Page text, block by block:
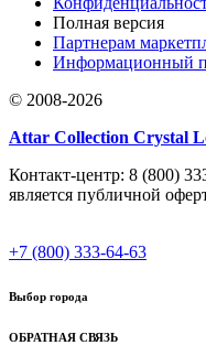
Полная версия
Партнерам
Информационный
© 2008-2026
Attar Collection Crystal
Контакт-центр: 8 (800)
является публичной
+7 (800) 333-64-63
Выбор города
ОБРАТНАЯ СВЯЗЬ